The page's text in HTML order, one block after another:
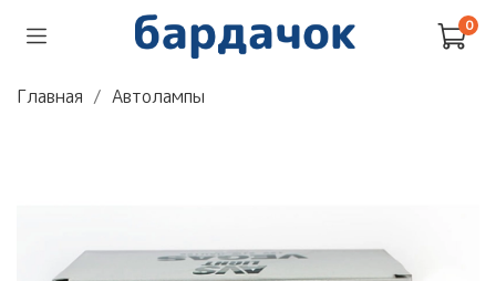
0
Главная Автолампы